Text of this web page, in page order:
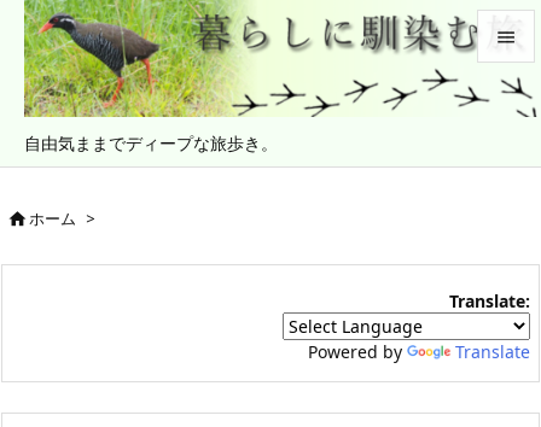
自由気ままでディープな旅歩き。


メニュ
次へ

ホーム >
Translate:
Powered by Translate